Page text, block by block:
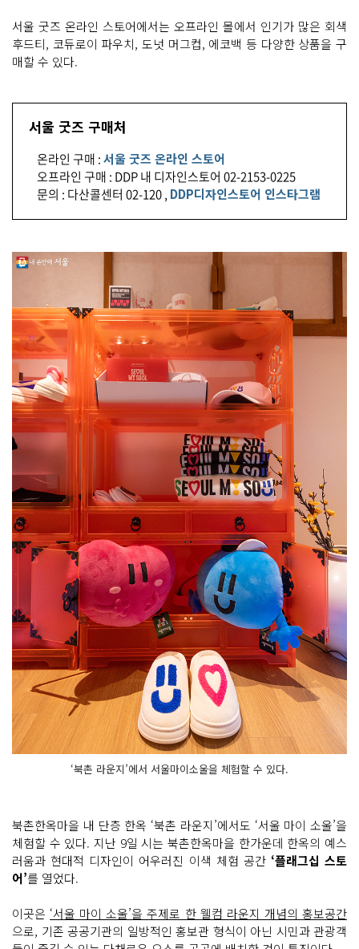
서울 굿즈 온라인 스토어에서는 오프라인 몰에서 인기가 많은 회색
후드티, 코듀로이 파우치, 도넛 머그컵, 에코백 등 다양한 상품을 구
매할 수 있다.
서울 굿즈 구매처
온라인 구매 :서울 굿즈 온라인 스토어
오프라인 구매 : DDP 내 디자인스토어 02-2153-0225
문의 : 다산콜센터 02-120 , DDP디자인스토어 인스타그램
‘북촌 라운지’에서 서울마이소울을 체험할 수 있다.
북촌한옥마을 내 단층 한옥 ‘북촌 라운지’에서도 ‘서울 마이 소울’을
체험할 수 있다. 지난 9일 시는 북촌한옥마을 한가운데 한옥의 예스
러움과 현대적 디자인이 어우러진 이색 체험 공간 ‘플래그십 스토
어’를 열었다.
이곳은 ‘서울 마이 소울’을 주제로 한 웰컴 라운지 개념의 홍보공간
으로, 기존 공공기관의 일방적인 홍보관 형식이 아닌 시민과 관광객